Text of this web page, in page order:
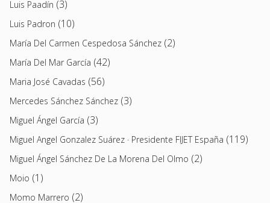
Luis Paadín (3)
Luis Padron (10)
María Del Carmen Cespedosa Sánchez (2)
María Del Mar García (42)
Maria José Cavadas (56)
Mercedes Sánchez Sánchez (3)
Miguel Ángel García (3)
Miguel Angel Gonzalez Suárez · Presidente FIJET España (119)
Miguel Ángel Sánchez De La Morena Del Olmo (2)
Moio (1)
Momo Marrero (2)